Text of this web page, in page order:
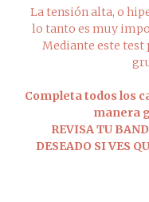
La tensión alta, o
lo tanto es muy
Mediante este test
Completa todos los
manera
REVISA TU
DESEADO SI VES